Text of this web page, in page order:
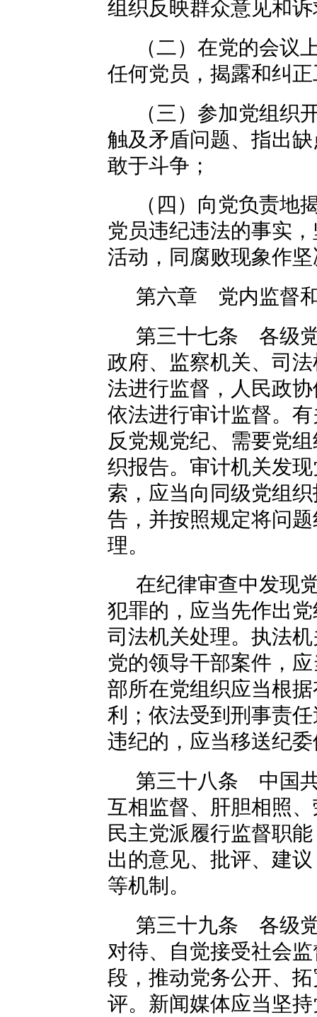
组织反映群众意见和
（二）在党的会议
任何党员，揭露和纠
（三）参加党组织
触及矛盾问题、指出
敢于斗争；
（四）向党负责地
党员违纪违法的事实
活动，同腐败现象作
第六章 党内监督
第三十七条 各级
政府、监察机关、司
法进行监督，人民政
依法进行审计监督。
反党规党纪、需要党
织报告。审计机关发
索，应当向同级党组
告，并按照规定将问
理。
在纪律审查中发现
犯罪的，应当先作出
司法机关处理。执法
党的领导干部案件，
部所在党组织应当根
利；依法受到刑事责
违纪的，应当移送纪
第三十八条 中国
互相监督、肝胆相照
民主党派履行监督职
出的意见、批评、建
等机制。
第三十九条 各级
对待、自觉接受社会
段，推动党务公开、
评。新闻媒体应当坚